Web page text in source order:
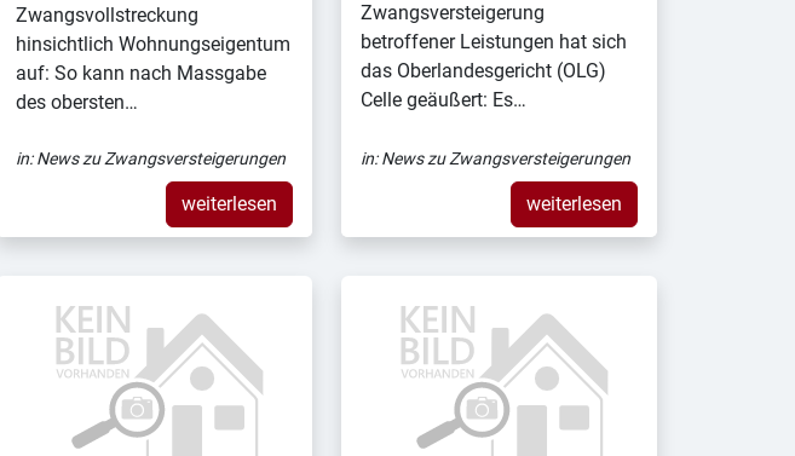
Zwangsvollstreckung
hinsichtlich Wohnungseigentum
auf: So kann nach Massgabe
des obersten…
in:News zu Zwangsversteigerungen
weiterlesen
Zwangsversteigerung
betroffener Leistungen hat sich
das Oberlandesgericht (OLG)
Celle geäußert: Es…
in:News zu Zwangsversteigerungen
weiterlesen